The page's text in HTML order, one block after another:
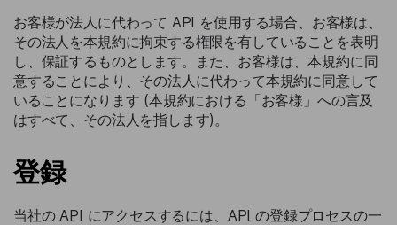
お客様が法人に代わって API を使用する場合、お客様は、
その法人を本規約に拘束する権限を有していることを表明
し、保証するものとします。また、お客様は、本規約に同
意することにより、その法人に代わって本規約に同意して
いることになります (本規約における「お客様」への言及
はすべて、その法人を指します)。
登録
当社の API にアクセスするには、API の登録プロセスの一